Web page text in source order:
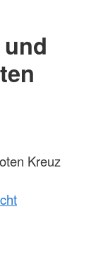
Kreuz